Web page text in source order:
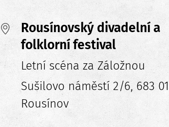
Rousínovský divadelní a
folklorní festival
Letní scéna za Záložnou
Sušilovo náměstí 2/6, 683 01
Rousínov